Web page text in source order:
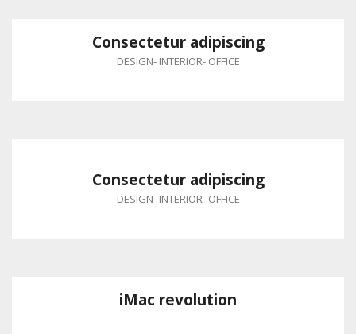
Consectetur adipiscing
DESIGN- INTERIOR- OFFICE
Consectetur adipiscing
DESIGN- INTERIOR- OFFICE
iMac revolution